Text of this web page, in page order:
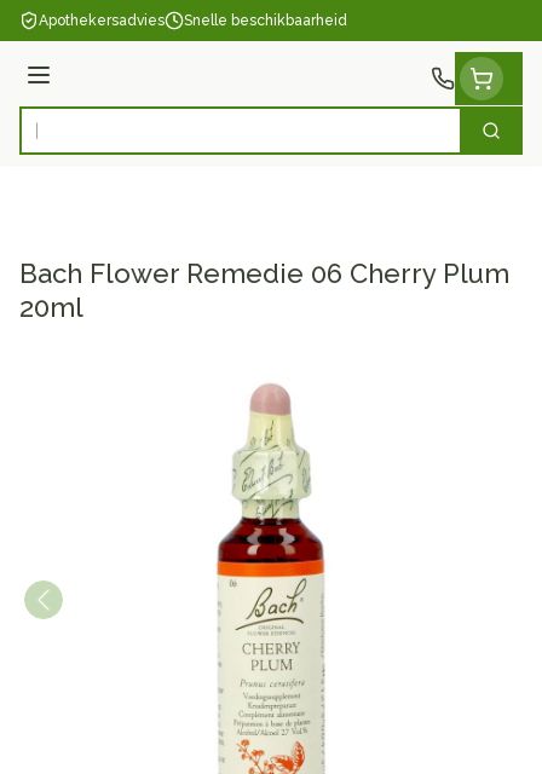
Ga naar de inhoud
Apothekersadvies Snelle beschikbaarheid
Menu
Product, merk, categorie... Zoek
Bach Flower Remedie 06 Cherry Plum
20ml